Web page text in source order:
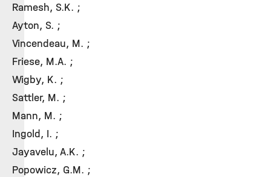
Ramesh, S.K. ;
Ayton, S. ;
Vincendeau, M. ;
Friese, M.A. ;
Wigby, K. ;
Sattler, M. ;
Mann, M. ;
Ingold, I. ;
Jayavelu, A.K. ;
Popowicz, G.M. ;